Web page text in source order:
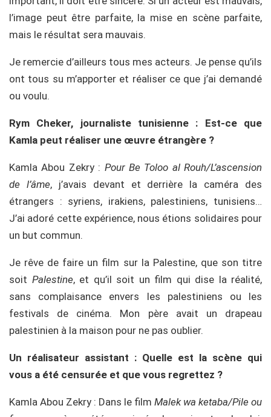
l’image peut être parfaite, la mise en scène parfaite,
mais le résultat sera mauvais.
Je remercie d’ailleurs tous mes acteurs. Je pense qu’ils
ont tous su m’apporter et réaliser ce que j’ai demandé
ou voulu.
Rym Cheker, journaliste tunisienne : Est-ce que
Kamla peut réaliser une œuvre étrangère ?
Kamla Abou Zekry : Pour Be Toloo al Rouh/L’ascension
de l’âme, j’avais devant et derrière la caméra des
étrangers : syriens, irakiens, palestiniens, tunisiens…
J’ai adoré cette expérience, nous étions solidaires pour
un but commun.
Je rêve de faire un film sur la Palestine, que son titre
soit Palestine, et qu’il soit un film qui dise la réalité,
sans complaisance envers les palestiniens ou les
festivals de cinéma. Mon père avait un drapeau
palestinien à la maison pour ne pas oublier.
Un réalisateur assistant : Quelle est la scène qui
vous a été censurée et que vous regrettez ?
Kamla Abou Zekry : Dans le film Malek wa ketaba/Pile ou